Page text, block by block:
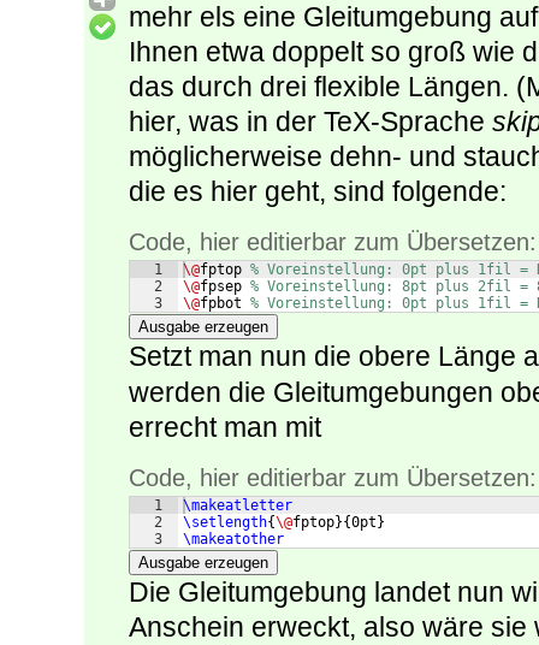
mehr els eine Gleitumgebung
Ihnen etwa doppelt so groß wie
das durch drei flexible Längen.
hier, was in der TeX-Sprache
möglicherweise dehn- und
die es hier geht, sind folgende:
Code, hier editierbar zum Übersetzen:
1
2
3
\@fptop % Voreinstellung: 0pt plus 1fil =
\@fpsep % Voreinstellung: 8pt plus 2fil =
\@fpbot % Voreinstellung: 0pt plus 1fil =
Ausgabe erzeugen
Setzt man nun die obere Länge
werden die Gleitumgebungen
errecht man mit
Code, hier editierbar zum Übersetzen:
1
2
3
\makeatletter
\setlength{\@fptop}{0pt }
\makeatother
Ausgabe erzeugen
Die Gleitumgebung landet nun
Anschein erweckt, also wäre